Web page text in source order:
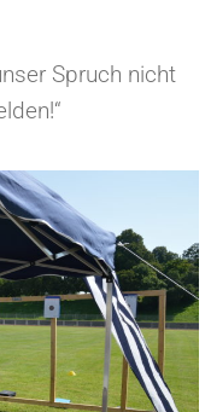
Spruch nicht